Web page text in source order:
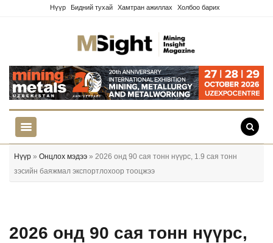
Нүүр Бидний тухай Хамтран ажиллах Холбоо барих
Нүүр » Онцлох мэдээ » 2026 онд 90 сая тонн нүүрс, 1.9 сая тонн
зэсийн баяжмал экспортлохоор тооцжээ
2026 онд 90 сая тонн нүүрс,